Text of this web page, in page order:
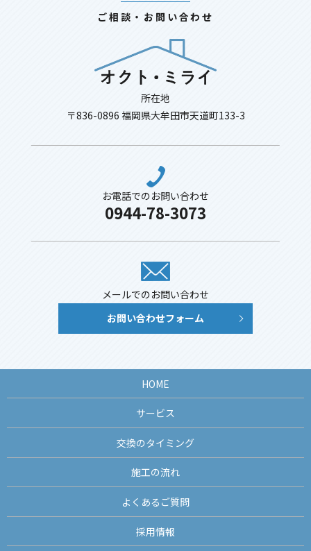
ご相談・お問い合わせ
所在地
〒836-0896 福岡県大牟田市天道町133-3
お電話でのお問い合わせ
0944-78-3073
メールでのお問い合わせ
お問い合わせフォーム
HOME
サービス
交換のタイミング
施工の流れ
よくあるご質問
採用情報